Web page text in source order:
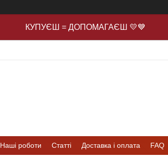
КУПУЄШ = ДОПОМАГАЄШ 💛💙
Наші роботи Статті Доставка і оплата FAQ